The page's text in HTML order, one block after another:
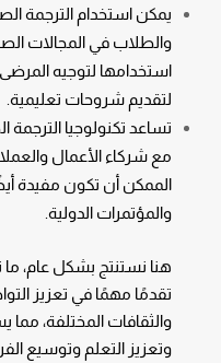
يمكن استخدام الترجمة
والطلاب في المجالات
استخدامها لتوجيه
لتقديم شروحات تعليمية.
تساعد تكنولوجيا
مع شركاء الأعمال
الممكن أن تكون مفيدة
والمؤتمرات الدولية.
هنا نستنتج بشكل عام، ما
تقدمًا مهمًا في تعزيز
والثقافات المختلفة، مما
وتعزيز التعلم وتوسيع